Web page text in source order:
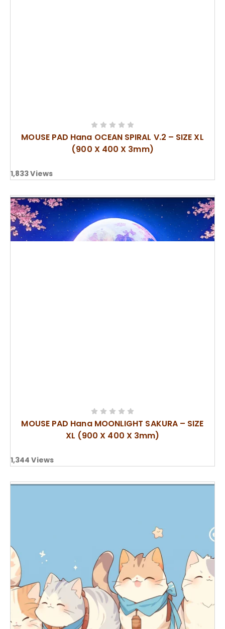
MOUSE PAD Hana OCEAN SPIRAL V.2 – SIZE XL
(900 X 400 X 3mm)
1,833Views
MOUSE PAD Hana MOONLIGHT SAKURA – SIZE
XL (900 X 400 X 3mm)
1,344 Views